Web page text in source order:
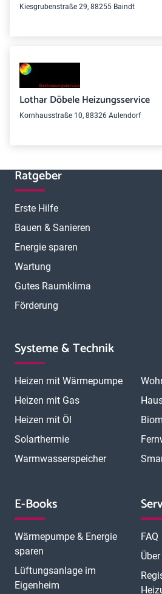
Kiesgrubenstraße 29, 88255 Baindt
Lothar Döbele Heizungsservice
Kornhausstraße 10, 88326 Aulendorf
Ratgeber
Erste Hilfe
Bauen & Sanieren
Energie sparen
Wartung
Gutes Raumklima
Förderung
Systeme & Technik
Heizen mit Wärmepumpe
Heizen mit Gas
Heizen mit Öl
Solarthermie
Warmwasserspeicher
E-Books
Wärmepumpe & Energie
sparen
Lüftungsanlage im
Eigenheim
FAQ